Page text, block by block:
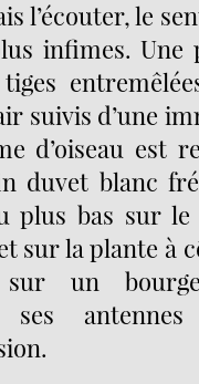
l’écouter, le
infimes. Une
suivis d’une
d’oiseau est
duvet blanc
plus bas sur
sur la plante à
sur un
ses